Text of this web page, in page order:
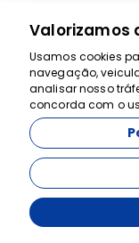
todas as
não
ou menos antes
"Força Maior"
parte em
à
seremos
da partida ou
sejam
Valorizamos
Usamos cookies
navegação,
analisar nosso
concorda com o